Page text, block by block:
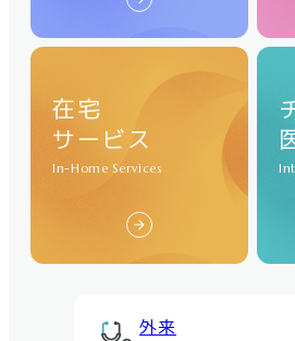
在宅
サービス
In-Home Services
外来